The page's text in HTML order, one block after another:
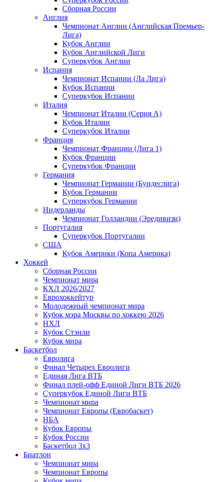
Сборная России
Англия
Чемпионат Англии (Английская Премьер-
Лига)
Кубок Англии
Кубок Английской Лиги
Суперкубок Англии
Испания
Чемпионат Испании (Ла Лига)
Кубок Испании
Суперкубок Испании
Италия
Чемпионат Италии (Серия А)
Кубок Италии
Суперкубок Италии
Франция
Чемпионат Франции (Лига 1)
Кубок Франции
Суперкубок Франции
Германия
Чемпионат Германии (Бундеслига)
Кубок Германии
Суперкубок Германии
Нидерланды
Чемпионат Голландии (Эредивизи)
Португалия
Суперкубок Португалии
США
Кубок Америки (Копа Америка)
Хоккей
Сборная России
Чемпионат мира
КХЛ 2026/2027
Еврохоккейтур
Молодежный чемпионат мира
Кубок мэра Москвы по хоккею 2026
НХЛ
Кубок Стэнли
Кубок мира
Баскетбол
Евролига
Финал Четырех Евролиги
Единая Лига ВТБ
Финал плей-офф Единой Лиги ВТБ 2026
Суперкубок Единой Лиги ВТБ
Чемпионат мира
Чемпионат Европы (Евробаскет)
НБА
Кубок Европы
Кубок России
Баскетбол 3х3
Биатлон
Чемпионат мира
Чемпионат Европы